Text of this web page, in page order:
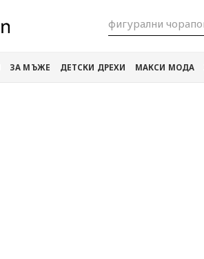
ЗА МЪЖЕ ДЕТСКИ ДРЕХИ МАКСИ МОДА